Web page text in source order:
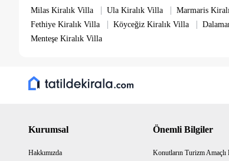
Milas Kiralık Villa
| Ula Kiralık Villa | Marmaris
Fethiye Kiralık Villa | Köyceğiz Kiralık Villa |
Menteşe Kiralık Villa
Kurumsal
Hakkımızda
Önemli Bilgiler
Konutların Turizm Amaçlı